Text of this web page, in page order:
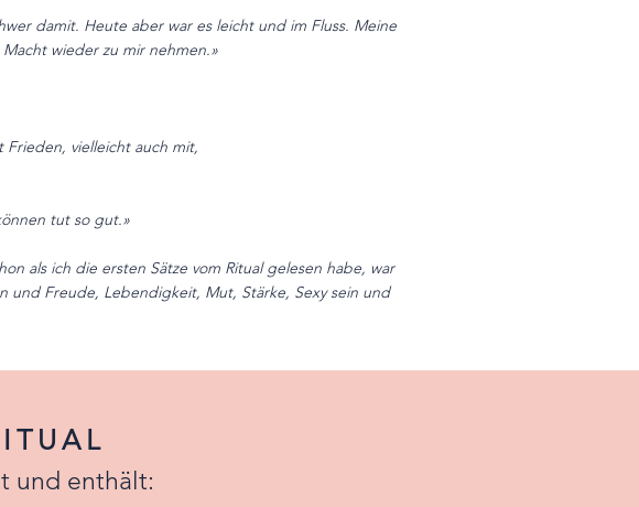
damit. Heute aber war es leicht und im Fluss. Meine
wieder zu mir nehmen.»
vielleicht auch mit,
tut so gut.»
als ich die ersten Sätze vom Ritual gelesen habe, war
und Freude, Lebendigkeit, Mut, Stärke, Sexy sein und
und enthält: